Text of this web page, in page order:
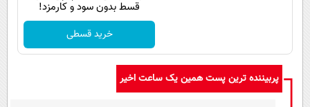
قسط بدون سود و کارمزد!
خرید قسطی
پربیننده ترین پست همین یک ساعت اخیر